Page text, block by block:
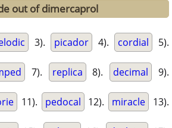
out of dimercaprol
3). picador 4). cordial 5).
7). replica 8). decimal 9).
11). pedocal 12). miracle 13).